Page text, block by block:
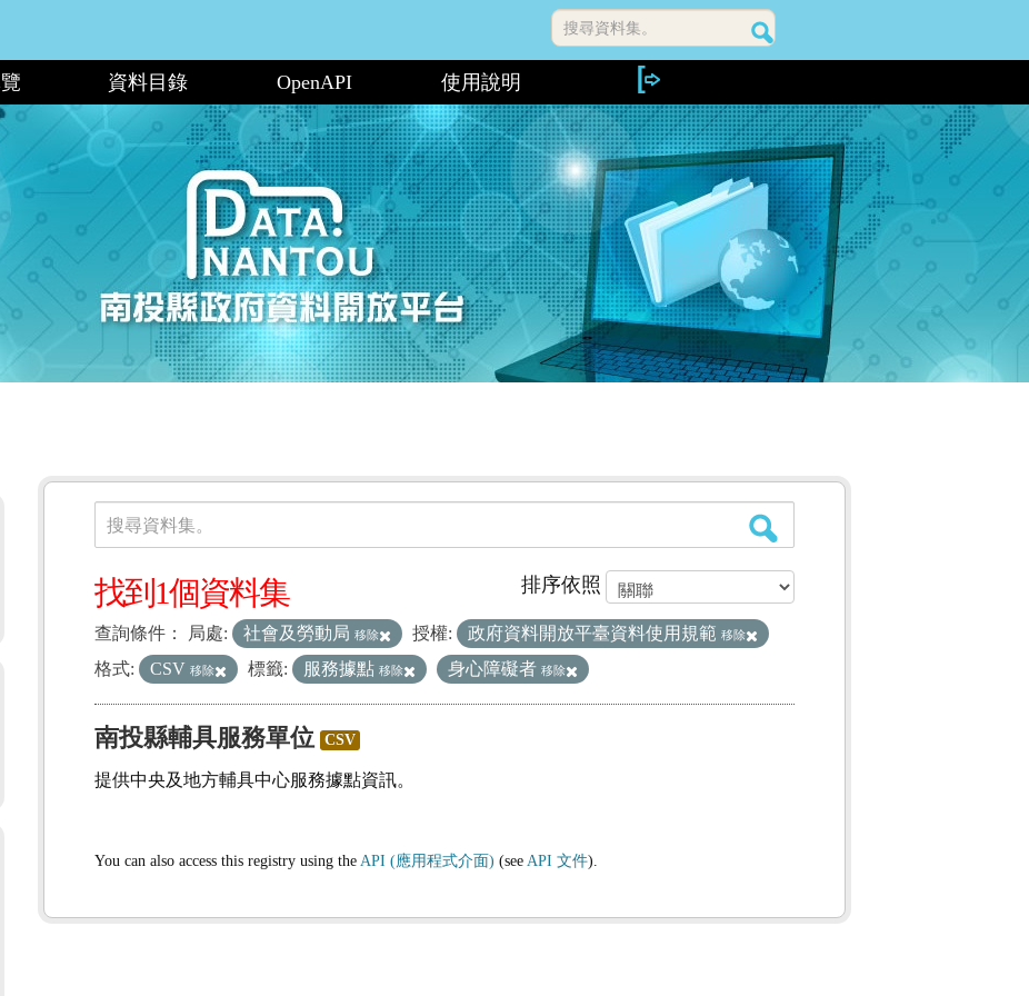
搜尋資料集。
資料目錄 OpenAPI 使用說明
資料集
搜尋資料集。
排序依照
找到1個資料集
查詢條件： 局處: 社會及勞動局 移除 授權: 政府資料開放平臺資料使用規範 移除
格式: CSV 移除 標籤: 服務據點 移除 身心障礙者 移除
南投縣輔具服務單位 CSV
提供中央及地方輔具中心服務據點資訊。
You can also access this registry using the API (應用程式介面) (see API 文件).